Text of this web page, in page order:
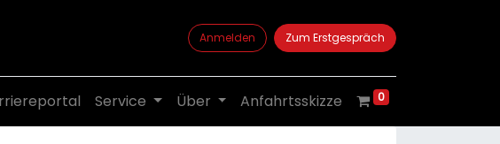
Anmelden Zum Erstgespräch
Service Über Anfahrtsskizze 0